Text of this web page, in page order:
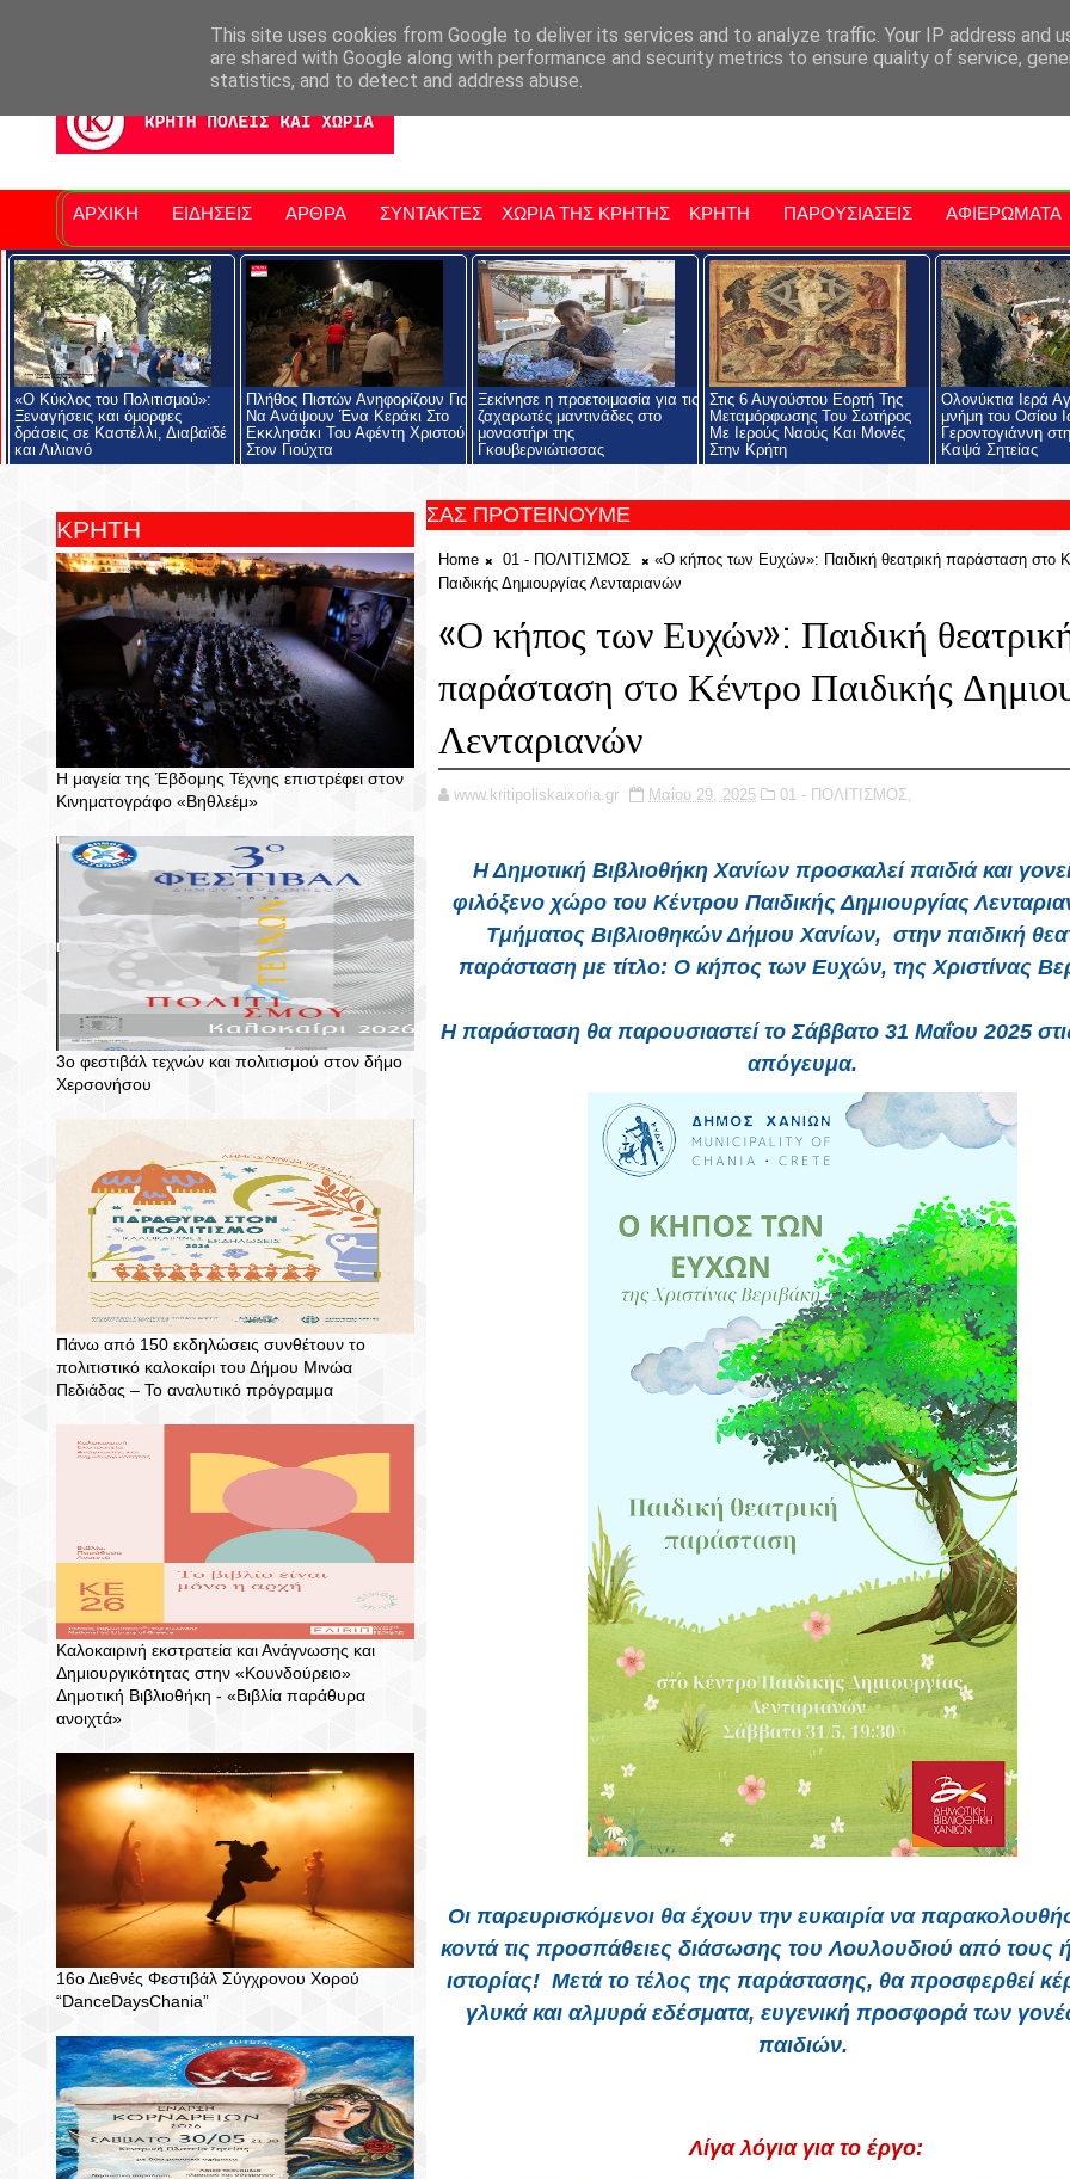
Νομός Λασιθίου Αγαπάμε Ρέθυμνο Επαρχία Μαλεβιζίου Εκδηλώσεις Στην Κρήτη Kriti Traveller
ΑΡΧΙΚΗ ΕΙΔΗΣΕΙΣ ΑΡΘΡΑ ΣΥΝΤΑΚΤΕΣ ΧΩΡΙΑ ΤΗΣ ΚΡΗΤΗΣ ΚΡΗΤΗ ΠΑΡΟΥΣΙΑΣΕΙΣ ΑΦΙΕΡΩΜΑΤΑ
«Ο Κύκλος του Πολιτισμού»:
Ξεναγήσεις και όμορφες
δράσεις σε Καστέλλι, Διαβαϊδέ
και Λιλιανό
Πλήθος Πιστών Ανηφορίζουν Για
Να Ανάψουν Ένα Κεράκι Στο
Εκκλησάκι Του Αφέντη Χριστού
Στον Γιούχτα
Ξεκίνησε η προετοιμασία για τις
ζαχαρωτές μαντινάδες στο
μοναστήρι της
Γκουβερνιώτισσας
Στις 6 Αυγούστου Εορτή Της
Μεταμόρφωσης Του Σωτήρος
Με Ιερούς Ναούς Και Μονές
Στην Κρήτη
Ολονύκτια Ιερά
μνήμη του Οσίου
Γεροντογιάννη
Καψά Σητείας
ΚΡΗΤΗ
Η μαγεία της Έβδομης Τέχνης επιστρέφει στον
Κινηματογράφο «Βηθλεέμ»
3ο φεστιβάλ τεχνών και πολιτισμού στον δήμο
Χερσονήσου
Πάνω από 150 εκδηλώσεις συνθέτουν το
πολιτιστικό καλοκαίρι του Δήμου Μινώα
Πεδιάδας – To αναλυτικό πρόγραμμα
Καλοκαιρινή εκστρατεία και Ανάγνωσης και
Δημιουργικότητας στην «Κουνδούρειο»
Δημοτική Βιβλιοθήκη - «Βιβλία παράθυρα
ανοιχτά»
16ο Διεθνές Φεστιβάλ Σύγχρονου Χορού
“DanceDaysChania”
ΣΑΣ ΠΡΟΤΕΙΝΟΥΜΕ
Home 01 - ΠΟΛΙΤΙΣΜΟΣ
«Ο κήπος των Ευχών»: Παιδική θεατρική παράσταση στο
Παιδικής Δημιουργίας Λενταριανών
«Ο κήπος των Ευχών»: Παιδική
παράσταση στο Κέντρο Παιδικής
Λενταριανών
www.kritipoliskaixoria.gr Μαΐου 29, 2025 01 - ΠΟΛΙΤΙΣΜΟΣ,
Η Δημοτική Βιβλιοθήκη Χανίων προσκαλεί παιδιά και
φιλόξενο χώρο του Κέντρου Παιδικής Δημιουργίας
Τμήματος Βιβλιοθηκών Δήμου Χανίων, στην παιδική
παράσταση με τίτλο: Ο κήπος των Ευχών, της Χριστίνας
Η παράσταση θα παρουσιαστεί τοΣάββατο 31 Μαΐου 2025
απόγευμα.
Οι παρευρισκόμενοι θα έχουν την ευκαιρία να
κοντά τις προσπάθειες διάσωσης τουΛουλουδιού από τους
ιστορίας! Μετά το τέλος της παράστασης, θα προσφερθεί
γλυκά και αλμυρά εδέσματα, ευγενική προσφορά των
παιδιών.
Λίγα λόγια για το έργο:
This site uses cookies from Google to deliver its services and to analyze traffic. Your IP address and
are shared with Google along with performance and security metrics to ensure quality of service,
statistics, and to detect and address abuse.